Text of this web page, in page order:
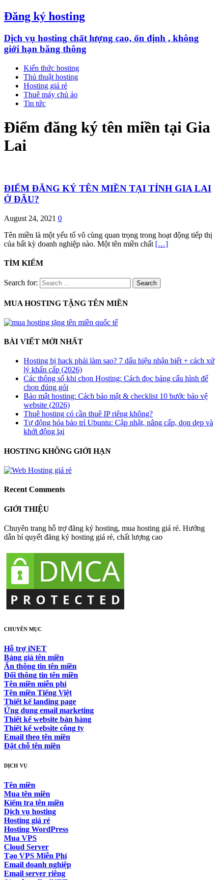
Đăng ký hosting
Dịch vụ hosting chất lượng cao, ổn định , không
giới hạn băng thông
Kiến thức hosting
Thủ thuật hosting
Hosting giá rẻ
Thuê máy chủ ảo
Tin tức
Điểm đăng ký tên miền tại Gia
Lai
ĐIỂM ĐĂNG KÝ TÊN MIỀN TẠI TỈNH GIA LAI
Ở ĐÂU?
August 24, 2021 0
Tên miền là một yếu tố vô cùng quan trọng trong hoạt động tiếp thị
của bất kỳ doanh nghiệp nào. Một tên miền chất […]
TÌM KIẾM
Search for:
MUA HOSTING TẶNG TÊN MIỀN
BÀI VIẾT MỚI NHẤT
Hosting bị hack phải làm sao? 7 dấu hiệu nhận biết + cách xử
lý khẩn cấp (2026)
Các thông số khi chọn Hosting: Cách đọc bảng cấu hình để
chọn đúng gói
Bảo mật hosting: Cách bảo mật & checklist 10 bước bảo vệ
website (2026)
Thuê hosting có cần thuê IP riêng không?
Tự động hóa bảo trì Ubuntu: Cập nhật, nâng cấp, dọn dẹp và
khởi động lại
HOSTING KHÔNG GIỚI HẠN
Recent Comments
GIỚI THIỆU
Chuyên trang hỗ trợ đăng ký hosting, mua hosting giá rẻ. Hướng
dẫn bí quyết đăng ký hosting giá rẻ, chất lượng cao
CHUYÊN MỤC
Hỗ trợ iNET
Bảng giá tên miền
Ẩn thông tin tên miền
Đổi thông tin tên miền
Tên miền miễn phí
Tên miền Tiếng Việt
Thiết kế landing page
Ứng dụng email marketing
Thiết kế website bán hàng
Thiết kế website công ty
Email theo tên miền
Đặt chỗ tên miền
DỊCH VỤ
Tên miền
Mua tên miền
Kiểm tra tên miền
Dịch vụ hosting
Hosting giá rẻ
Hosting WordPress
Mua VPS
Cloud Server
Tạo VPS Miễn Phí
Email doanh nghiệp
Email server riêng